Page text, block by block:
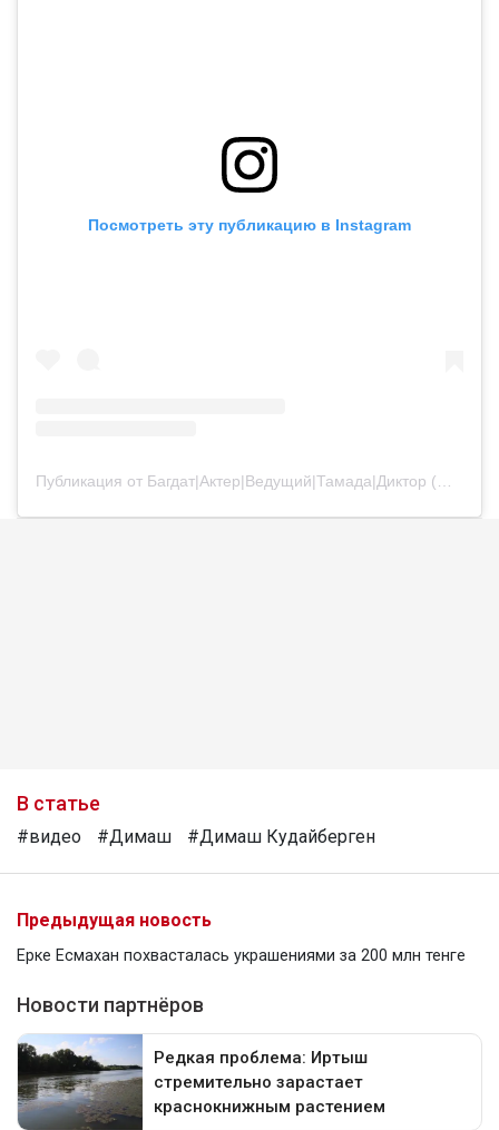
Посмотреть эту публикацию в Instagram
В статье
#видео #Димаш #Димаш Кудайберген
Предыдущая новость
Ерке Есмахан похвасталась украшениями за 200 млн тенге